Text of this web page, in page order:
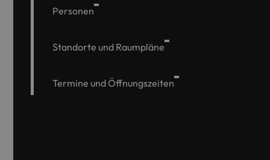
Personen
Standorte und Raumpläne
Termine und Öffnungszeiten